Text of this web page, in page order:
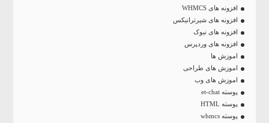
افزونه های WHMCS
افزونه های شیرترانیکس
افزونه های نیوک
افزونه های وردپرس
اموزش ها
اموزش های طراحی
اموزش های وب
پوسته et-chat
پوسته HTML
پوسته whmcs